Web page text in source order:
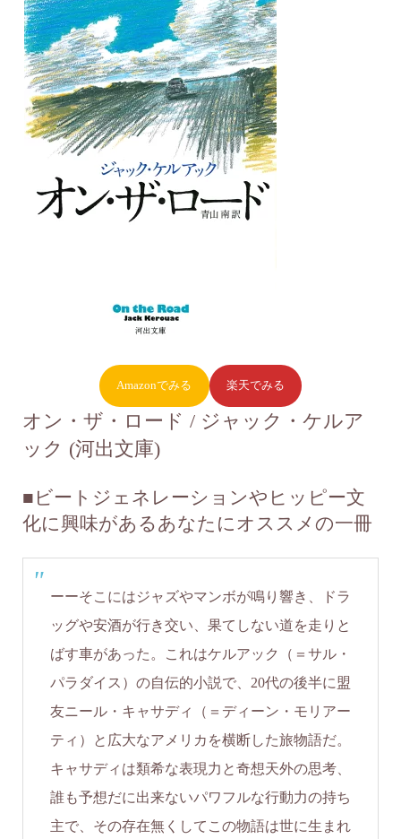
Amazonでみる 楽天でみる
オン・ザ・ロード / ジャック・ケルア
ック (河出文庫)
■ビートジェネレーションやヒッピー文
化に興味があるあなたにオススメの一冊
ーーそこにはジャズやマンボが鳴り響き、ドラ
ッグや安酒が行き交い、果てしない道を走りと
ばす車があった。これはケルアック（＝サル・
パラダイス）の自伝的小説で、20代の後半に盟
友ニール・キャサディ（＝ディーン・モリアー
ティ）と広大なアメリカを横断した旅物語だ。
キャサディは類希な表現力と奇想天外の思考、
誰も予想だに出来ないパワフルな行動力の持ち
主で、その存在無くしてこの物語は世に生まれ